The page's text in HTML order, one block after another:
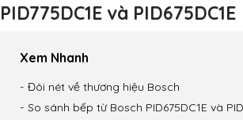
PID775DC1E và PID675DC1E
Xem Nhanh
Đôi nét về thương hiệu Bosch
So sánh bếp từ Bosch PID675DC1E và